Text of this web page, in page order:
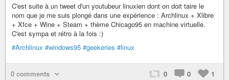
C'est suite à un tweet d'un youtubeur linuxien dont on doit taire le
nom que je me suis plongé dans une expérience : Archlinux + Xlibre
+ Xfce + Wine + Steam + thème Chicago95 en machine virtuelle.
C'est sympa et rétro à la fois :)
#Archlinux #windows95 #geekeries #linux
0 comments 0 0 1